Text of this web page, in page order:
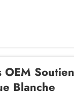
OEM
Blanche